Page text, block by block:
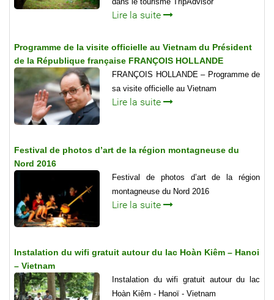
Lire la suite
Programme de la visite officielle au Vietnam du Président
de la République française FRANÇOIS HOLLANDE
FRANÇOIS HOLLANDE – Programme de
sa visite officielle au Vietnam
Lire la suite
Festival de photos d’art de la région montagneuse du
Nord 2016
Festival de photos d’art de la région
montagneuse du Nord 2016
Lire la suite
Instalation du wifi gratuit autour du lac Hoàn Kiêm – Hanoi
– Vietnam
Instalation du wifi gratuit autour du lac
Hoàn Kiêm - Hanoï - Vietnam